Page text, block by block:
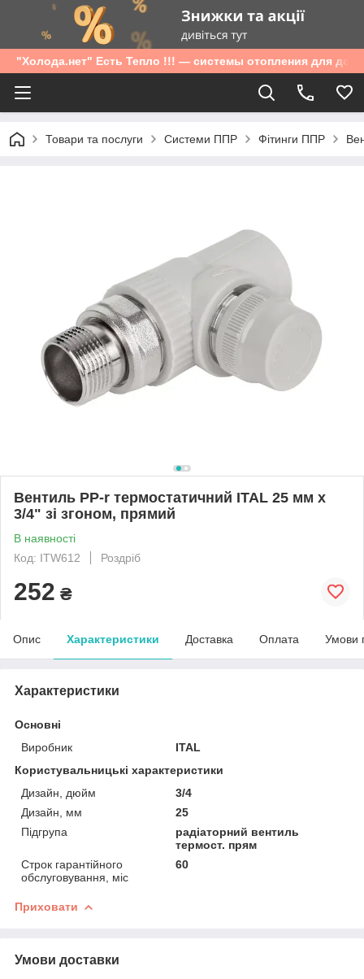
"Холода.нет" Есть Тепло !!! — системы отопления для дома
Товари та послуги Системи ППР Фітинги ППР
Вентиль PP-r термостатичний ITAL 25 мм х
3/4" зі згоном, прямий
В наявності
Код: ITW612
Роздріб
252 ₴
Опис Характеристики Доставка Оплата Умови
Характеристики
Основні
Виробник
ITAL
Користувальницькі характеристики
Дизайн, дюйм
3/4
Дизайн, мм
25
Підгрупа
радіаторний вентиль
термост. прям
Строк гарантійного
обслуговування, міс
60
Приховати
Умови доставки